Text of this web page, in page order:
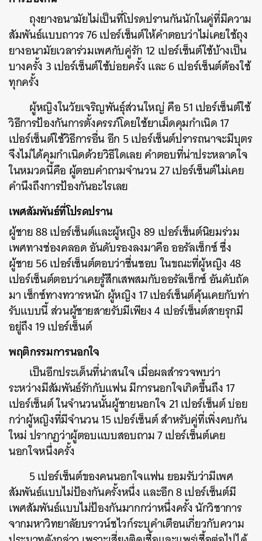
ถุงยางอนามัยไม่เป็นที่โปรดปรานกันนักในคู่ที่มีความ
สัมพันธ์แบบถาวร 76 เปอร์เซ็นต์ให้คำตอบว่าไม่เคยใช้ถุง
ยางอนามัยเวลาร่วมเพศกับคู่รัก 12 เปอร์เซ็นต์ใช้บ้างเป็น
บางครั้ง 3 เปอร์เซ็นต์ใช้บ่อยครั้ง และ 6 เปอร์เซ็นต์ต้องใช้
ทุกครั้ง
ผู้หญิงในวัยเจริญพันธุ์ส่วนใหญ่ คือ 51 เปอร์เซ็นต์ใช้
วิธีการป้องกันการตั้งครรภ์โดยใช้ยาเม็ดคุมกำเนิด 17
เปอร์เซ็นต์ใช้วิธีการอื่น อีก 5 เปอร์เซ็นต์ปรารถนาจะมีบุตร
จึงไม่ได้คุมกำเนิดด้วยวิธีใดเลย คำตอบที่น่าประหลาดใจ
ในหมวดนี้คือ ผู้ตอบคำถามจำนวน 27 เปอร์เซ็นต์ไม่เคย
คำนึงถึงการป้องกันอะไรเลย
เพศสัมพันธ์ที่โปรดปราน
ผู้ชาย 88 เปอร์เซ็นต์และผู้หญิง 89 เปอร์เซ็นต์นิยมร่วม
เพศทางช่องคลอด อันดับรองลงมาคือ ออรัลเซ็กซ์ ซึ่ง
ผู้ชาย 56 เปอร์เซ็นต์ตอบว่าชื่นชอบ ในขณะที่ผู้หญิง 48
เปอร์เซ็นต์ตอบว่าเคยรู้สึกเสพสมกับออรัลเซ็กซ์ อันดับถัด
มา เซ็กซ์ทางทวารหนัก ผู้หญิง 17 เปอร์เซ็นต์คุ้นเคยกับท่า
รับแบบนี้ ส่วนผู้ชายสายรับมีเพียง 4 เปอร์เซ็นต์สายรุกมี
อยู่ถึง 19 เปอร์เซ็นต์
พฤติกรรมการนอกใจ
เป็นอีกประเด็นที่น่าสนใจ เมื่อผลสำรวจพบว่า
ระหว่างมีสัมพันธ์รักกับแฟน มีการนอกใจเกิดขึ้นถึง 17
เปอร์เซ็นต์ ในจำนวนนั้นผู้ชายนอกใจ 21 เปอร์เซ็นต์ บ่อย
กว่าผู้หญิงที่มีจำนวน 15 เปอร์เซ็นต์ สำหรับคู่ที่เพิ่งคบกัน
ใหม่ ปรากฏว่าผู้ตอบแบบสอบถาม 7 เปอร์เซ็นต์เคย
นอกใจหนึ่งครั้ง
5 เปอร์เซ็นต์ของคนนอกใจแฟน ยอมรับว่ามีเพศ
สัมพันธ์แบบไม่ป้องกันครั้งหนึ่ง และอีก 8 เปอร์เซ็นต์มี
เพศสัมพันธ์แบบไม่ป้องกันมากกว่าหนึ่งครั้ง นักวิชาการ
จากมหาวิทยาลัยบราวน์ชไวก์ระบุคำเตือนเกี่ยวกับความ